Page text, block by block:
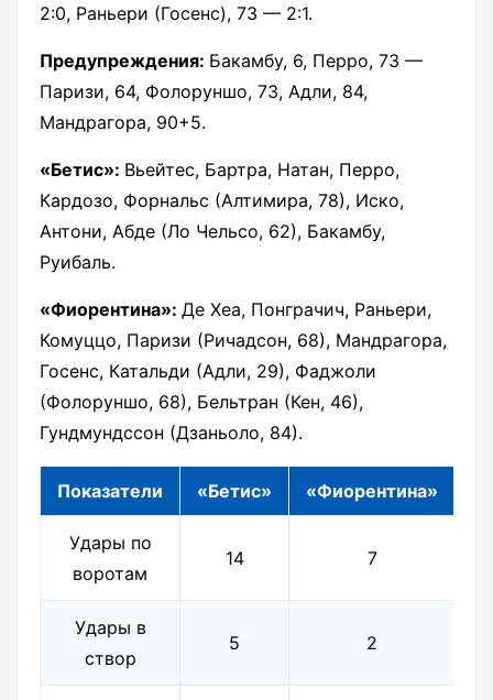
2:0, Раньери (Госенс), 73 — 2:1.
Предупреждения: Бакамбу, 6, Перро, 73 —
Паризи, 64, Фолоруншо, 73, Адли, 84,
Мандрагора, 90+5.
«Бетис»: Вьейтес, Бартра, Натан, Перро,
Кардозо, Форнальс (Алтимира, 78), Иско,
Антони, Абде (Ло Чельсо, 62), Бакамбу,
Руибаль.
«Фиорентина»: Де Хеа, Понграчич, Раньери,
Комуццо, Паризи (Ричадсон, 68), Мандрагора,
Госенс, Катальди (Адли, 29), Фаджоли
(Фолоруншо, 68), Бельтран (Кен, 46),
Гундмундссон (Дзаньоло, 84).
Показатели «Бетис» «Фиорентина»
Удары по
воротам
14 7
Удары в
створ
5 2